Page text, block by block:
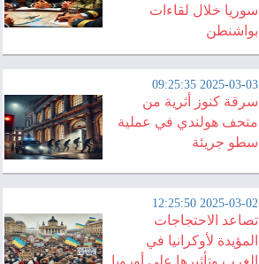
سوريا خلال لقاءات
بواشنطن
2025-03-03 09:25:35
سرقة كنوز أثرية من
متحف هولندي في عملية
سطو جريئة
2025-03-02 12:25:50
تصاعد الاحتجاجات
المؤيدة لأوكرانيا في